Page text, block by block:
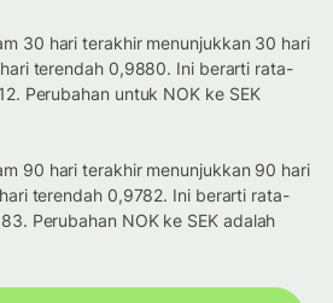
30 hari terakhir menunjukkan 30 hari
terendah 0,9880. Ini berarti rata-
Perubahan untuk NOK ke SEK
90 hari terakhir menunjukkan 90 hari
terendah 0,9782. Ini berarti rata-
Perubahan NOK ke SEK adalah